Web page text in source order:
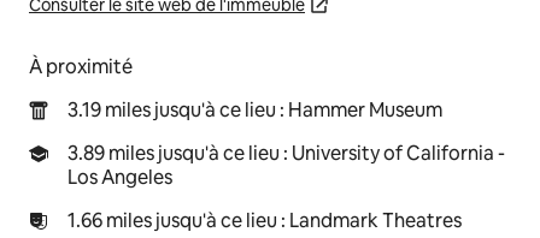
Consulter le site web de l'immeuble
À proximité
3.19 miles jusqu'à ce lieu : Hammer Museum
3.89 miles jusqu'à ce lieu : University of California -
Los Angeles
1.66 miles jusqu'à ce lieu : Landmark Theatres